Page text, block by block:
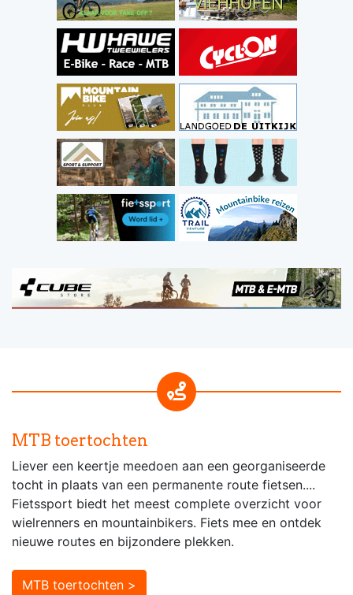
MTB toertochten
Liever een keertje meedoen aan een georganiseerde
tocht in plaats van een permanente route fietsen....
Fietssport biedt het meest complete overzicht voor
wielrenners en mountainbikers. Fiets mee en ontdek
nieuwe routes en bijzondere plekken.
MTB toertochten >